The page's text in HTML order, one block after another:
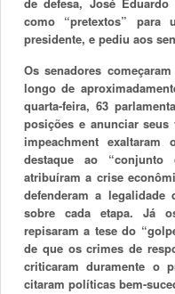
como “pretextos” para
presidente, e pediu aos
Os senadores
longo de
quarta-feira, 63
posições e anunciar
impeachment
destaque ao
atribuíram a crise
defenderam a
sobre cada etapa. Já
repisaram a tese do
de que os crimes de
criticaram duramente o
citaram políticas bem-